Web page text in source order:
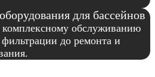
для бассейнов
комплексному обслуживанию
до ремонта и